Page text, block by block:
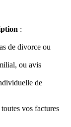
:
de divorce ou
ou avis
de
vos factures